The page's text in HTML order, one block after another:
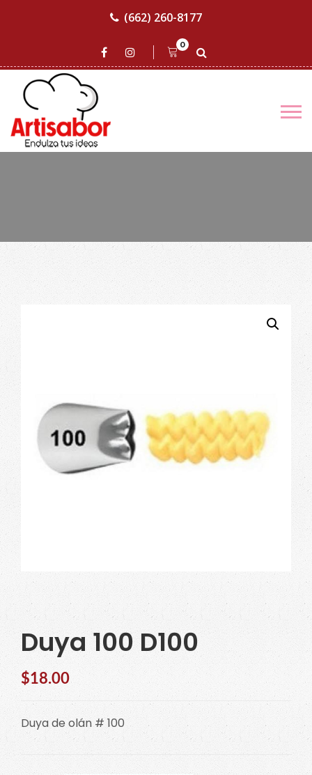
(662) 260-8177
0
Duya 100 D100
$18.00
Duya de olán # 100